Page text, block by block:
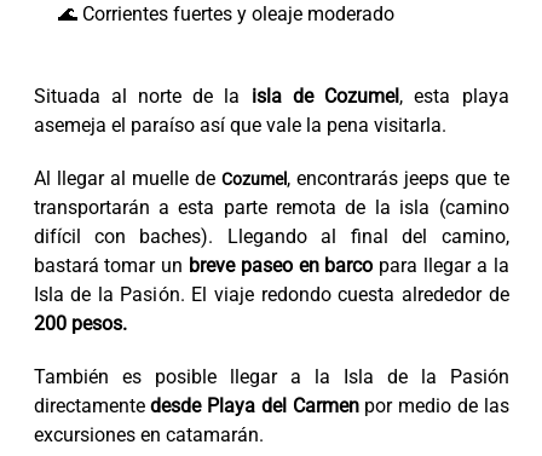
🌊 Corrientes fuertes y oleaje moderado
Situada al norte de la isla de Cozumel, esta playa
asemeja el paraíso así que vale la pena visitarla.
Al llegar al muelle deCozumel, encontrarás jeeps que te
transportarán a esta parte remota de la isla (camino
difícil con baches). Llegando al final del camino,
bastará tomar un breve paseo en barco para llegar a la
Isla de la Pasión. El viaje redondo cuesta alrededor de
200 pesos.
También es posible llegar a la Isla de la Pasión
directamentedesde Playa del Carmenpor medio de las
excursiones en catamarán.